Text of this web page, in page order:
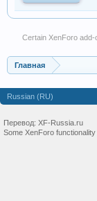
Certain XenForo add-
Главная
Russian (RU)
Перевод: XF-Russia.ru
Some XenForo